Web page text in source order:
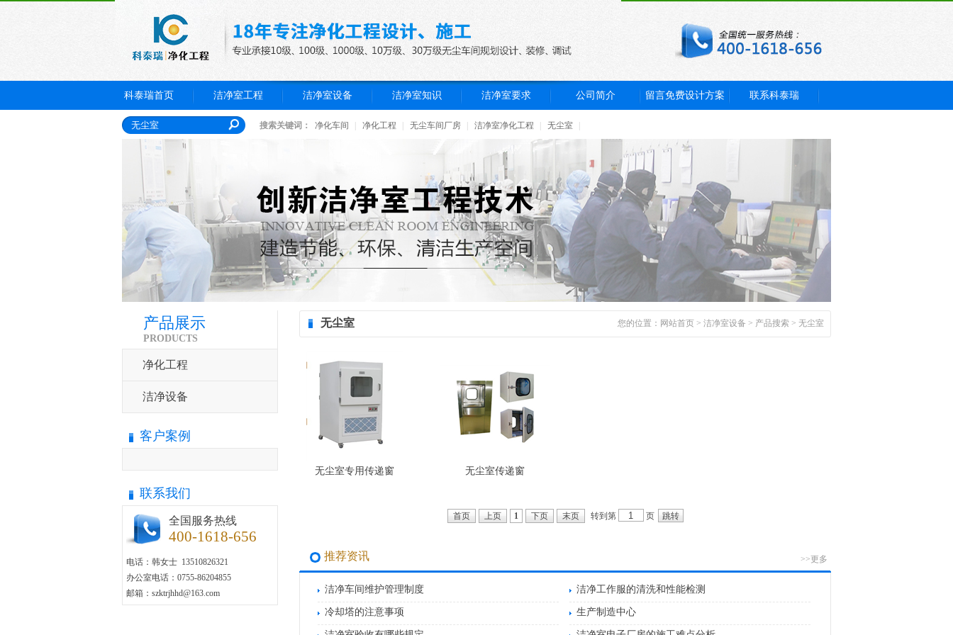
科泰瑞首页 洁净室工程 洁净室设备 洁净室知识 洁净室要求 公司简介 留言免费设计方案 联系科泰瑞
搜索关键词： 净化车间 净化工程 无尘车间厂房 洁净室净化工程 无尘室
产品展示
PRODUCTS
净化工程
洁净设备
客户案例
联系我们
全国服务热线
400-1618-656
电话：韩女士 13510826321
办公室电话：0755-86204855
邮箱：szktrjhhd@163.com
您的位置： 网站首页 > 洁净室设备 > 产品搜索 > 无尘室
无尘室
无尘室专用传递窗 无尘室传递窗
首页 上页 1 下页 末页 转到第 页
>>更多
推荐资讯
洁净车间维护管理制度 洁净工作服的清洗和性能检测
冷却塔的注意事项 生产制造中心